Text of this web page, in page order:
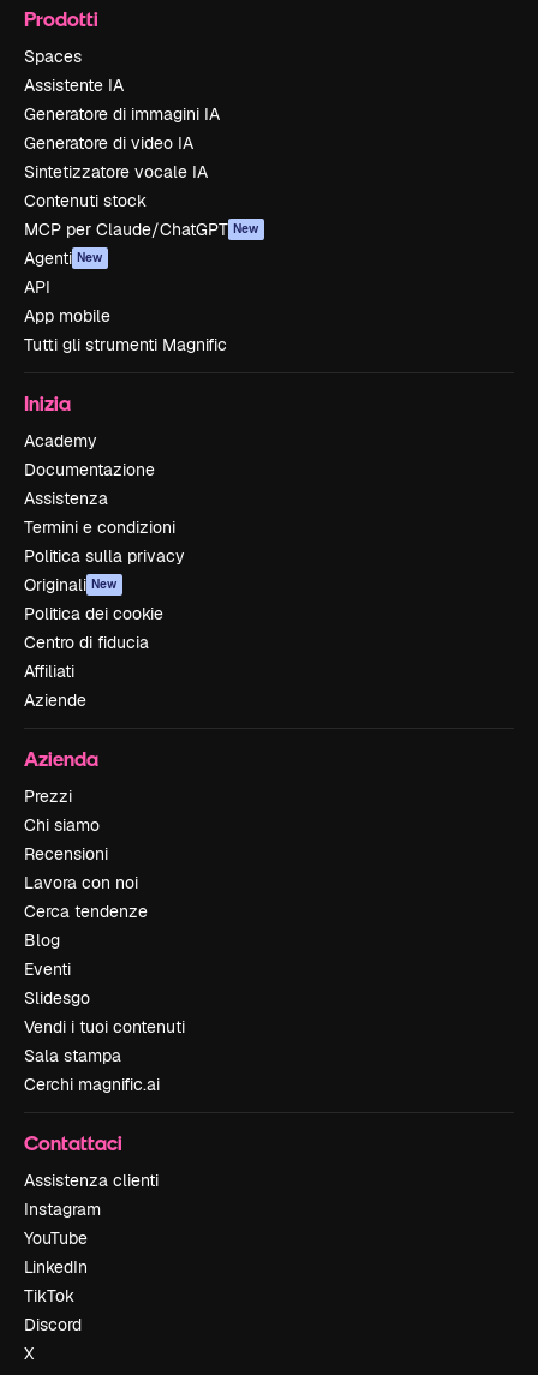
Prodotti
Spaces
Assistente IA
Generatore di immagini IA
Generatore di video IA
Sintetizzatore vocale IA
Contenuti stock
MCP per Claude/ChatGPT New
Agenti New
API
App mobile
Tutti gli strumenti Magnific
Inizia
Academy
Documentazione
Assistenza
Termini e condizioni
Politica sulla privacy
Originali New
Politica dei cookie
Centro di fiducia
Affiliati
Aziende
Azienda
Prezzi
Chi siamo
Recensioni
Lavora con noi
Cerca tendenze
Blog
Eventi
Slidesgo
Vendi i tuoi contenuti
Sala stampa
Cerchi magnific.ai
Contattaci
Assistenza clienti
Instagram
YouTube
LinkedIn
TikTok
Discord
X